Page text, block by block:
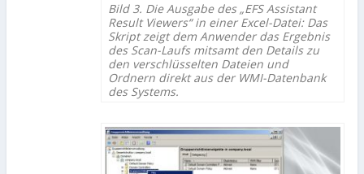
Bild 3. Die Ausgabe des „EFS Assistant
Result Viewers“ in einer Excel-Datei: Das
Skript zeigt dem Anwender das Ergebnis
des Scan-Laufs mitsamt den Details zu
den verschlüsselten Dateien und
Ordnern direkt aus der WMI-Datenbank
des Systems.